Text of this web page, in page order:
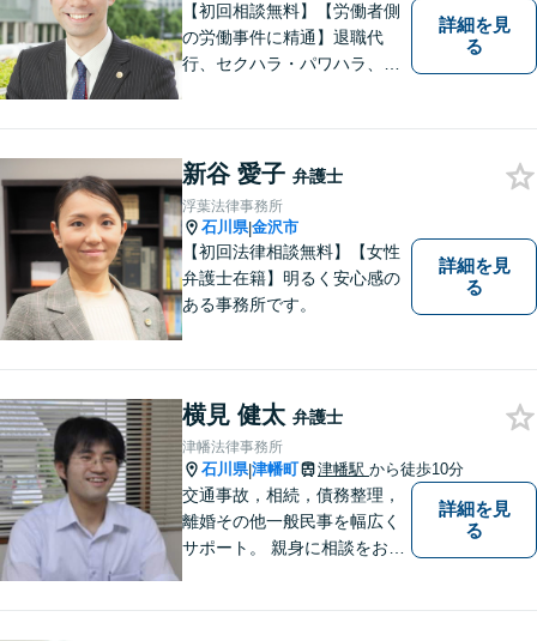
【初回相談無料】【労働者側
の労働事件に精通】退職代
行、セクハラ・パワハラ、労
ルも対応可能【メール相談／
ビデオ面談可】【土曜日も対
応】
詳細を見
る
新谷 愛子 弁護士
浮葉法律事務所
石川県|金沢市
【初回法律相談無料】【女性
弁護士在籍】明るく安心感の
ある事務所です。
詳細を見
る
横見 健太 弁護士
津幡法律事務所
石川県|津幡町 津幡駅 から徒歩10分
交通事故，相続，債務整理，
離婚その他一般民事を幅広く
サポート。 親身に相談をお聞
詳細を見
る